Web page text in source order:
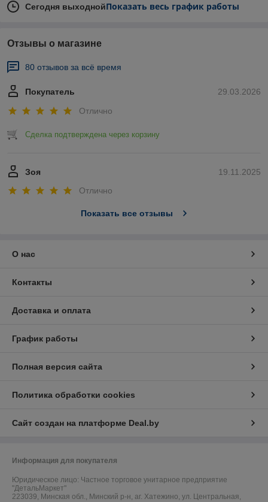
Сегодня выходнойПоказать весь график работы
Отзывы о магазине
80 отзывов за всё время
29.03.2026
Покупатель
Отлично
Сделка подтверждена через корзину
19.11.2025
Зоя
Отлично
Показать все отзывы
О нас
Контакты
Доставка и оплата
График работы
Полная версия сайта
Политика обработки cookies
Сайт создан на платформе Deal.by
Информация для покупателя
Юридическое лицо: Частное торговое унитарное предприятие
"ДетальМаркет"
223039, Минская обл., Минский р-н, аг. Хатежино, ул. Центральная,